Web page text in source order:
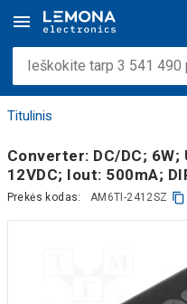
Titulinis
Converter: DC/DC; 6W;
12VDC; Iout: 500mA;
Prekės kodas: AM6TI-2412SZ